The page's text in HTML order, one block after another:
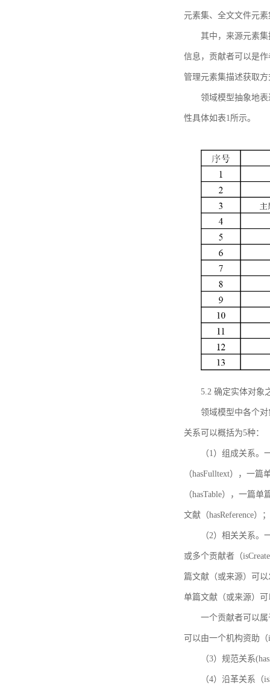
元素集、全文文件元
其中，来源元素
信息，贡献者可以是
管理元素集描述获取
领域模型抽象地
性具体如表1所示。
5.2 确定实体对象
领域模型中各个
关系可以概括为5种：
（1）组成关系
（hasFulltext），一
（hasTable），一篇
文献（hasReference）；
（2）相关关系
或多个贡献者（
篇文献（或来源）可
单篇文献（或来源）可
一个贡献者可以
可以由一个机构资助（
（3）规范关系
（4）沿革关系